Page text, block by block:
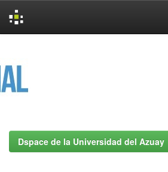
Dspace de la Universidad del Azuay